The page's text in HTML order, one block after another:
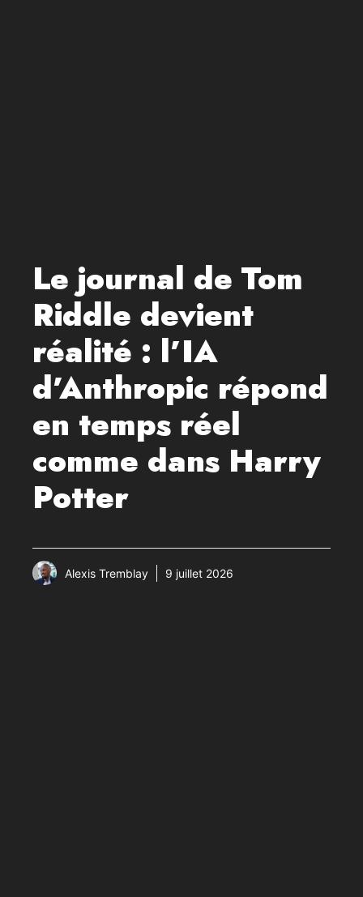
Le journal de Tom
Riddle devient
réalité : l’IA
d’Anthropic répond
en temps réel
comme dans Harry
Potter
Alexis Tremblay 9 juillet 2026